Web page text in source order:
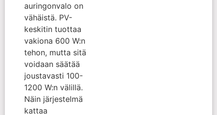
auringonvalo on
vähäistä. PV-
keskitin tuottaa
vakiona 600 W:n
tehon, mutta sitä
voidaan säätää
joustavasti 100-
1200 W:n välillä.
Näin järjestelmä
kattaa